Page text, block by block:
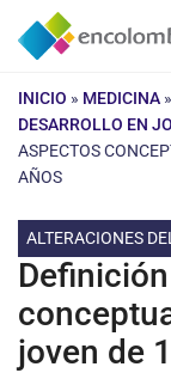
Saltar
INICIO » MEDICINA »
DESARROLLO EN
ASPECTOS
AÑOS
ALTERACIONES
joven de